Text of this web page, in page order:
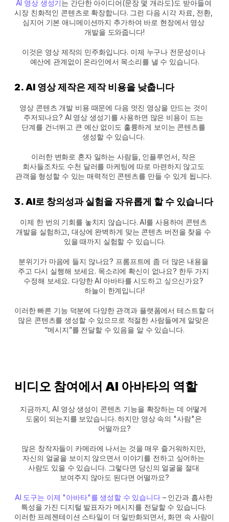
AI 영상 생성기는 간단한 아이디어(문장 몇 개라도)도 받아들여
시장 친화적인 콘텐츠로 확장합니다. 그런 다음 시각 자료, 전환,
심지어 기본 애니메이션까지 추가하여 바로 현장에서 영상
개발을 도와줍니다!
이것은 영상 제작의 민주화입니다. 이제 누구나 전문성이나
예산에 관계없이 온라인에서 목소리를 낼 수 있습니다.
2. AI 영상 제작은 제작 비용을 낮춥니다
영상 콘텐츠 개발 비용 때문에 다음 멋진 영상을 만드는 것이
주저되나요? AI 영상 생성기를 사용하면 많은 비용이 드는
단계를 건너뛰고 큰 예산 없이도 훌륭하게 보이는 콘텐츠를
생성할 수 있습니다.
이러한 변화로 혼자 일하는 사람들, 인플루언서, 작은
회사들조차도 수천 달러를 마케팅에 따로 마련하지 않고도
관객을 형성할 수 있는 매력적인 콘텐츠를 만들 수 있게 됩니다.
3. AI로 창의성과 실험을 자유롭게 할 수 있습니다
이제 한 번의 기회를 놓치지 않습니다. AI를 사용하여 콘텐츠
개발을 실험하고, 대상에 완벽하게 맞는 콘텐츠 버전을 찾을 수
있을 때까지 실험할 수 있습니다.
분위기가 마음에 들지 않나요? 프롬프트에 좀 더 많은 내용을
주고 다시 실행해 보세요. 목소리에 확신이 없나요? 한두 가지
수정해 보세요. 다양한 AI 아바타를 시도하고 싶으신가요?
하늘이 한계입니다!
이러한 빠른 기능 덕분에 다양한 관객과 플랫폼에서 테스트할 더
많은 콘텐츠를 생성할 수 있으므로 적절한 사람들에게 알맞은
“메시지”를 전달할 수 있음을 알 수 있습니다.
비디오 참여에서 AI 아바타의 역할
지금까지, AI 영상 생성이 콘텐츠 기능을 확장하는 데 어떻게
도움이 되는지를 보았습니다. 하지만 영상 속의 "사람"은
어떨까요?
많은 창작자들이 카메라에 나서는 것을 매우 즐거워하지만,
자신의 얼굴을 보이지 않으면서 이야기를 전하고 싶어하는
사람도 있을 수 있습니다. 그렇다면 당신의 얼굴을 절대
보여주지 않아도 된다면 어떨까요?
AI 도구는 이제 "아바타"를 생성할 수 있습니다 – 인간과 흡사한
특성을 가진 디지털 발표자가 메시지를 전달할 수 있습니다.
이러한 프레젠테이션 스타일이 더 일반화되면서, 화면 속 사람이